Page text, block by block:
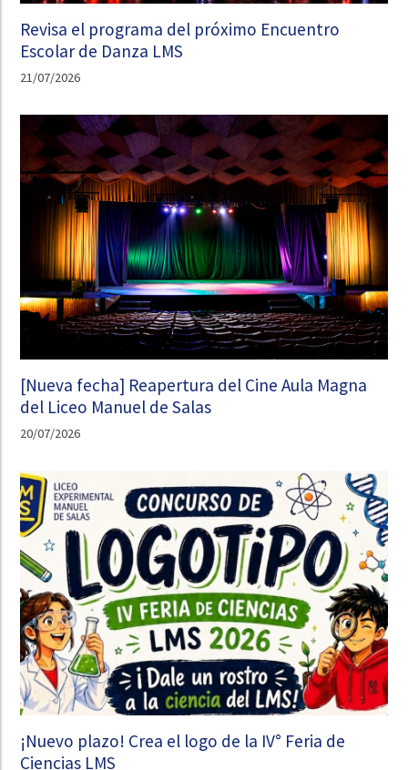
Revisa el programa del próximo Encuentro
Escolar de Danza LMS
21/07/2026
[Nueva fecha] Reapertura del Cine Aula Magna
del Liceo Manuel de Salas
20/07/2026
¡Nuevo plazo! Crea el logo de la IV° Feria de
Ciencias LMS